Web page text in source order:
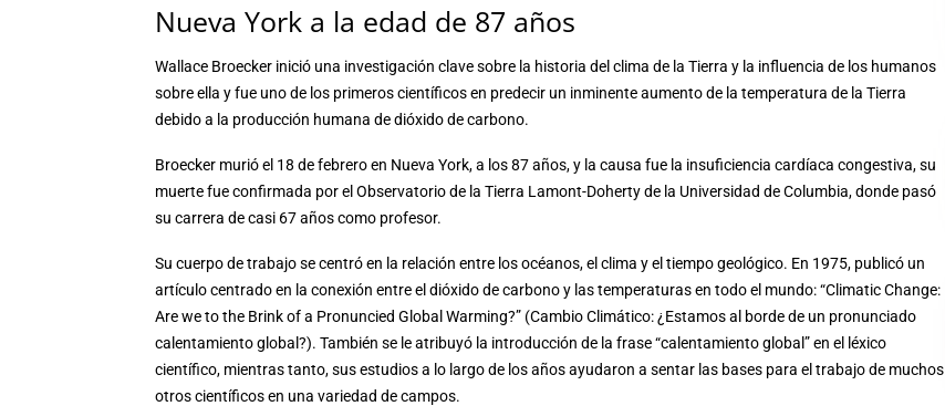
Nueva York a la edad de 87 años
Wallace Broecker inició una investigación clave sobre la historia del clima de la Tierra y la influencia de los humanos
sobre ella y fue uno de los primeros científicos en predecir un inminente aumento de la temperatura de la Tierra
debido a la producción humana de dióxido de carbono.
Broecker murió el 18 de febrero en Nueva York, a los 87 años, y la causa fue la insuficiencia cardíaca congestiva, su
muerte fue confirmada por el Observatorio de la Tierra Lamont-Doherty de la Universidad de Columbia, donde pasó
su carrera de casi 67 años como profesor.
Su cuerpo de trabajo se centró en la relación entre los océanos, el clima y el tiempo geológico. En 1975, publicó un
artículo centrado en la conexión entre el dióxido de carbono y las temperaturas en todo el mundo: “Climatic Change:
Are we to the Brink of a Pronuncied Global Warming?” (Cambio Climático: ¿Estamos al borde de un pronunciado
calentamiento global?). También se le atribuyó la introducción de la frase “calentamiento global” en el léxico
científico, mientras tanto, sus estudios a lo largo de los años ayudaron a sentar las bases para el trabajo de muchos
otros científicos en una variedad de campos.